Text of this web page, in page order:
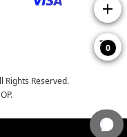
Rights Reserved.
.
add
0